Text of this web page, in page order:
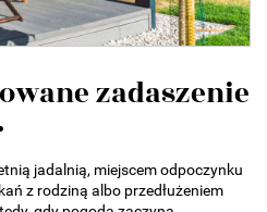
zadaszenie
jadalnią, miejscem odpoczynku
z rodziną albo przedłużeniem